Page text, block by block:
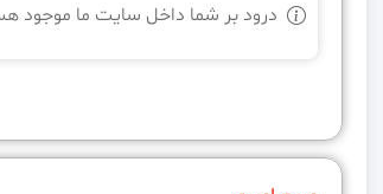
درود بر شما داخل سایت ما